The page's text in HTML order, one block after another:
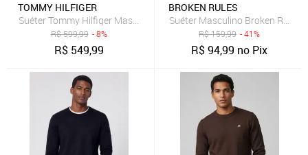
TOMMY HILFIGER
Suéter Tommy Hilfiger Masculino Signature Crewneck Preto
R$599,99 - 8%
R$ 549,99
BROKEN RULES
Suéter Masculino Broken Rules
R$159,99 - 41%
R$94,99 no Pix